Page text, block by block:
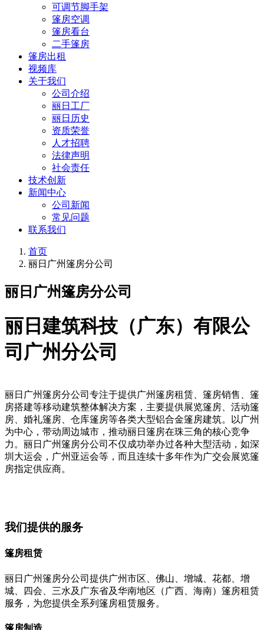
可调节脚手架
篷房空调
篷房看台
二手篷房
篷房出租
视频库
关于我们
公司介绍
丽日工厂
丽日历史
资质荣誉
人才招聘
法律声明
社会责任
技术创新
新闻中心
公司新闻
常见问题
联系我们
首页
丽日广州篷房分公司
丽日广州篷房分公司
丽日建筑科技（广东）有限公
司广州分公司
丽日广州篷房分公司专注于提供广州篷房租赁、篷房销售、篷
房搭建等移动建筑整体解决方案，主要提供展览篷房、活动篷
房、婚礼篷房、仓库篷房等各类大型铝合金篷房建筑。以广州
为中心，带动周边城市，推动丽日篷房在珠三角的核心竞争
力。丽日广州篷房分公司不仅成功举办过各种大型活动，如深
圳大运会，广州亚运会等，而且连续十多年作为广交会展览篷
房指定供应商。
我们提供的服务
篷房租赁
丽日广州篷房分公司提供广州市区、佛山、增城、花都、增
城、四会、三水及广东省及华南地区（广西、海南）篷房租赁
服务，为您提供全系列篷房租赁服务。
篷房制造